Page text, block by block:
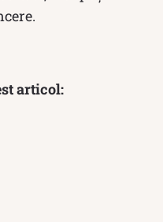
articol: